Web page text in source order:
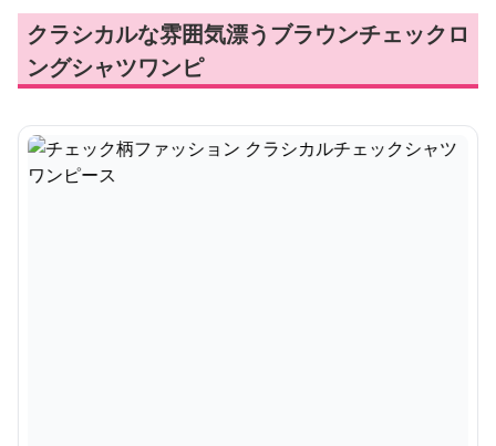
クラシカルな雰囲気漂うブラウンチェックロ
ングシャツワンピ